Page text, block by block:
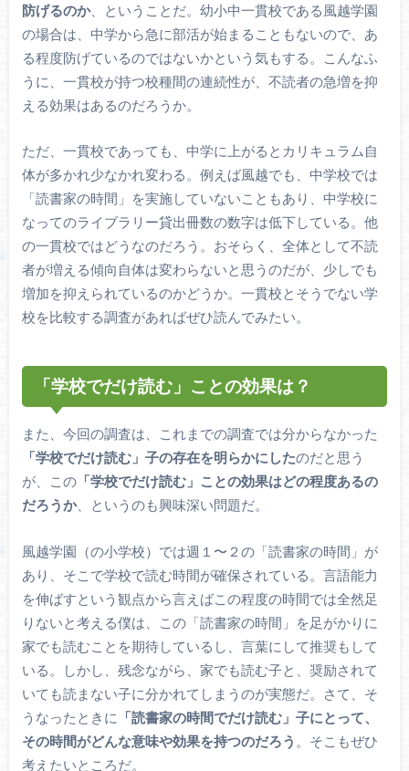
防げるのか、ということだ。幼小中一貫校である風越学園
の場合は、中学から急に部活が始まることもないので、あ
る程度防げているのではないかという気もする。こんなふ
うに、一貫校が持つ校種間の連続性が、不読者の急増を抑
える効果はあるのだろうか。
ただ、一貫校であっても、中学に上がるとカリキュラム自
体が多かれ少なかれ変わる。例えば風越でも、中学校では
「読書家の時間」を実施していないこともあり、中学校に
なってのライブラリー貸出冊数の数字は低下している。他
の一貫校ではどうなのだろう。おそらく、全体として不読
者が増える傾向自体は変わらないと思うのだが、少しでも
増加を抑えられているのかどうか。一貫校とそうでない学
校を比較する調査があればぜひ読んでみたい。
「学校でだけ読む」ことの効果は？
また、今回の調査は、これまでの調査では分からなかった
「学校でだけ読む」子の存在を明らかにしたのだと思う
が、この「学校でだけ読む」ことの効果はどの程度あるの
だろうか、というのも興味深い問題だ。
風越学園（の小学校）では週１〜２の「読書家の時間」が
あり、そこで学校で読む時間が確保されている。言語能力
を伸ばすという観点から言えばこの程度の時間では全然足
りないと考える僕は、この「読書家の時間」を足がかりに
家でも読むことを期待しているし、言葉にして推奨もして
いる。しかし、残念ながら、家でも読む子と、奨励されて
いても読まない子に分かれてしまうのが実態だ。さて、そ
うなったときに 「読書家の時間でだけ読む」子にとって、
その時間がどんな意味や効果を持つのだろう
。そこもぜひ
考えたいところだ。